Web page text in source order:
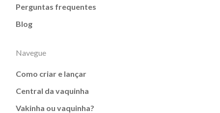
Perguntas frequentes
Blog
Navegue
Como criar e lançar
Central da vaquinha
Vakinha ou vaquinha?